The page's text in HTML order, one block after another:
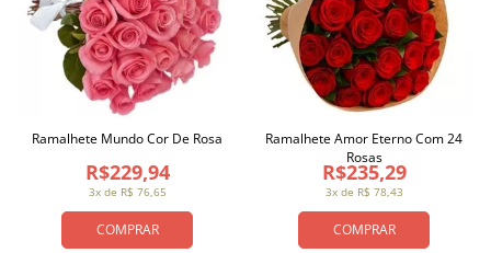
COMPRAR
3x de R$ 76,65
R$229,94
Ramalhete Mundo Cor De Rosa
COMPRAR
3x de R$ 78,43
R$235,29
Ramalhete Amor Eterno Com 24
Rosas